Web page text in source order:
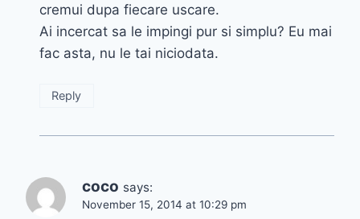
cremui dupa fiecare uscare.
Ai incercat sa le impingi pur si simplu? Eu mai
fac asta, nu le tai niciodata.
Reply
coco says:
November 15, 2014 at 10:29 pm